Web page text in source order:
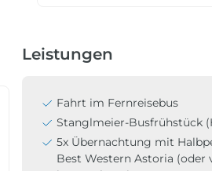
Leistungen
Fahrt im Fernreisebus
Stanglmeier-Busfrühstück
5x Übernachtung mit
Best Western Astoria (oder